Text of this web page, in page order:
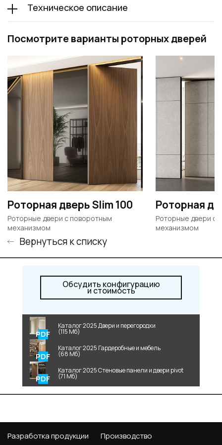
Техническое описание
Посмотрите варианты роторных дверей
Роторная дверь Slim 100
Роторные двери c поворотным
механизмом
Роторная
Роторные двери c
механизмом
Вернуться к списку
Обсудить конфигурацию
и стоимость
Каталог 2025 Двери и перегородки
(115 Мб)
Каталог 2025 Гардеробные и мебель
(68 Мб)
Каталог 2025 Стеновые панели и двери pivot
(71 Мб)
Разработка продукции Производство